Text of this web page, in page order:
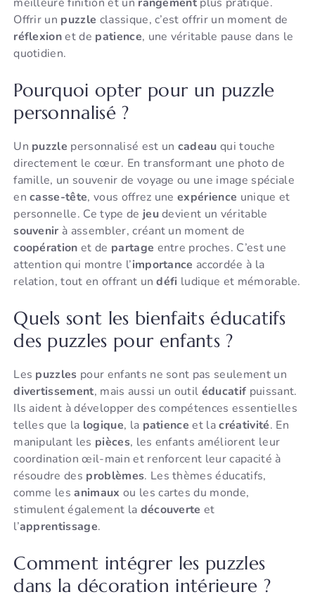
Offrir un puzzle classique, c’est offrir un moment de
réflexionet de patience, une véritable pause dans le
quotidien.
Pourquoi opter pour un puzzle
personnalisé ?
Un puzzle personnalisé est un cadeau qui touche
directement le cœur. En transformant une photo de
famille, un souvenir de voyage ou une image spéciale
encasse-tête, vous offrez uneexpérience unique et
personnelle. Ce type de jeudevient un véritable
souvenir à assembler, créant un moment de
coopération et de partage entre proches. C’est une
attention qui montre l’importance accordée à la
relation, tout en offrant undéfi ludique et mémorable.
Quels sont les bienfaits éducatifs
des puzzles pour enfants ?
Les puzzles pour enfants ne sont pas seulement un
divertissement, mais aussi un outil éducatif puissant.
Ils aident à développer des compétences essentielles
telles que la logique, la patience et lacréativité. En
manipulant les pièces, les enfants améliorent leur
coordination œil-main et renforcent leur capacité à
résoudre des problèmes. Les thèmes éducatifs,
comme lesanimaux ou les cartes du monde,
stimulent également la découverte et
l’apprentissage.
Comment intégrer les puzzles
dans la décoration intérieure ?